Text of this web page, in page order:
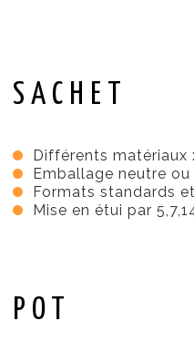
SACHET
Différents matériaux
Emballage neutre
Formats standards
Mise en étui par
POT